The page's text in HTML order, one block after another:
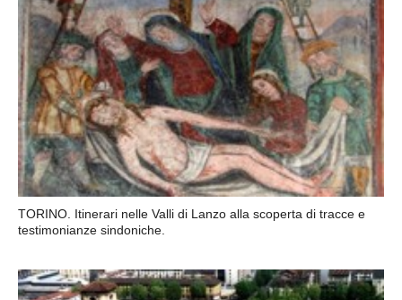
TORINO. Itinerari nelle Valli di Lanzo alla scoperta di tracce e
testimonianze sindoniche.